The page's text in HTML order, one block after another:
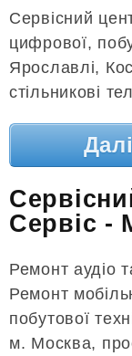
Сервісний
цифрової,
Ярославлі,
стільникові
Сервіс -
Ремонт аудіо
Ремонт
побутової
м. Москва,